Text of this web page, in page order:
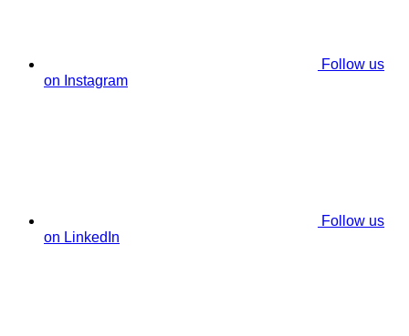
Follow us
on Instagram
Follow us
on LinkedIn